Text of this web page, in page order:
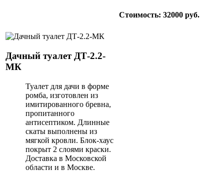
Стоимость: 32000 руб.
Дачный туалет ДТ-2.2-
МК
Туалет для дачи в форме
ромба, изготовлен из
имитированного бревна,
пропитанного
антисептиком. Длинные
скаты выполнены из
мягкой кровли. Блок-хаус
покрыт 2 слоями краски.
Доставка в Московской
области и в Москве.